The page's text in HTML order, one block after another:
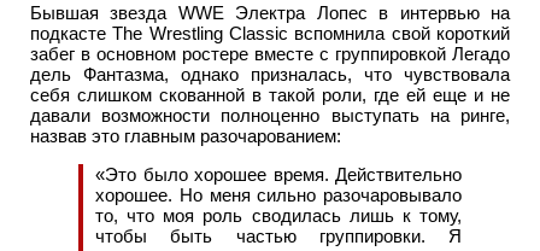
Бывшая звезда WWE Электра Лопес в интервью на
подкасте The Wrestling Classic вспомнила свой короткий
забег в основном ростере вместе с группировкой Легадо
дель Фантазма, однако призналась, что чувствовала
себя слишком скованной в такой роли, где ей еще и не
давали возможности полноценно выступать на ринге,
назвав это главным разочарованием:
«Это было хорошее время. Действительно
хорошее. Но меня сильно разочаровывало
то, что моя роль сводилась лишь к тому,
чтобы быть частью группировки. Я